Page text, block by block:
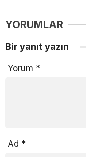
YORUMLAR
Bir yanıt yazın
Yorum *
Ad *